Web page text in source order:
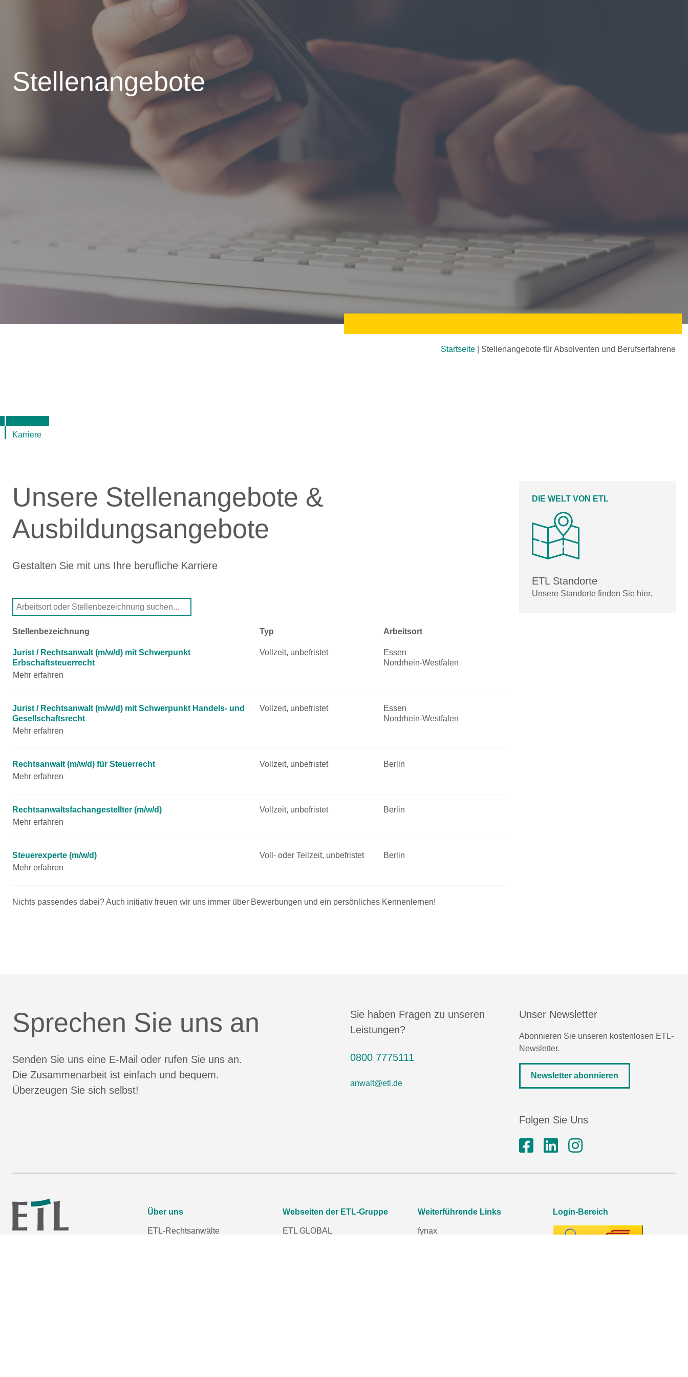
Stellenangebote
Startseite Stellenangebote für Absolventen und Berufserfahrene
Karriere
Unsere Stellenangebote &
Ausbildungsangebote
Gestalten Sie mit uns Ihre berufliche Karriere
Stellenbezeichnung Typ Arbeitsort
Jurist / Rechtsanwalt (m/w/d) mit Schwerpunkt
Erbschaftsteuerrecht
Mehr erfahren
Vollzeit, unbefristet
Essen
Nordrhein-Westfalen
Jurist / Rechtsanwalt (m/w/d) mit Schwerpunkt Handels- und
Gesellschaftsrecht
Mehr erfahren
Vollzeit, unbefristet
Essen
Nordrhein-Westfalen
Rechtsanwalt (m/w/d) für Steuerrecht
Mehr erfahren
Vollzeit, unbefristet Berlin
Rechtsanwaltsfachangestellter (m/w/d)
Mehr erfahren
Vollzeit, unbefristet Berlin
Steuerexperte (m/w/d)
Mehr erfahren
Voll- oder Teilzeit, unbefristet Berlin
Nichts passendes dabei? Auch initiativ freuen wir uns immer über Bewerbungen und ein persönliches Kennenlernen!
DIE WELT VON ETL
ETL Standorte
Unsere Standorte finden Sie hier.
Sprechen Sie uns an
Senden Sie uns eine E-Mail oder rufen Sie uns an.
Die Zusammenarbeit ist einfach und bequem.
Überzeugen Sie sich selbst!
Sie haben Fragen zu unseren
Leistungen?
0800 7775111
anwalt@etl.de
Unser Newsletter
Abonnieren Sie unseren kostenlosen ETL-
Newsletter.
Newsletter abonnieren
Folgen Sie Uns
Über uns
ETL-Rechtsanwälte
Webseiten der ETL-Gruppe
ETL GLOBAL
Weiterführende Links
fynax
Login-Bereich